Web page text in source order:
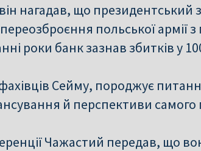
нагадав, що
польської армії
роки банк зазнав збитків у
Сейму, породжує
й перспективи самого
Чажастий передав, що